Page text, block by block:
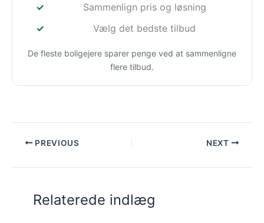
Sammenlign pris og løsning
Vælg det bedste tilbud
De fleste boligejere sparer penge ved at sammenligne
flere tilbud.
PREVIOUS NEXT
Relaterede indlæg